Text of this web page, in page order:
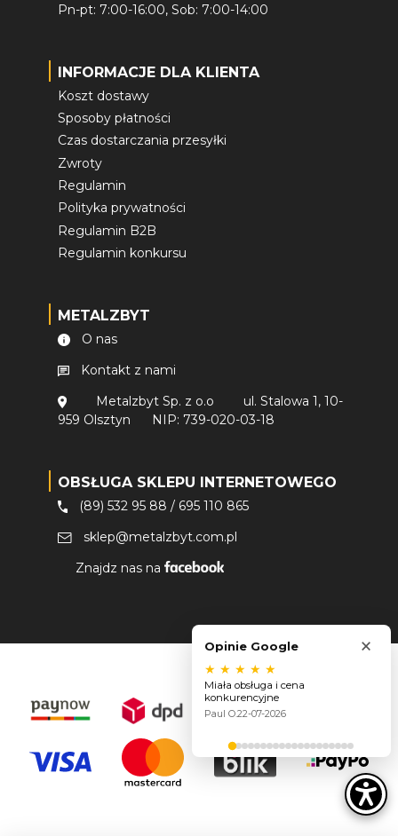
Pn-pt: 7:00-16:00, Sob: 7:00-14:00
INFORMACJE DLA KLIENTA
Koszt dostawy
Sposoby płatności
Czas dostarczania przesyłki
Zwroty
Regulamin
Polityka prywatności
Regulamin B2B
Regulamin konkursu
METALZBYT
O nas
Kontakt z nami
Metalzbyt Sp. z o.o
ul. Stalowa 1, 10-
959 Olsztyn
NIP: 739-020-03-18
OBSŁUGA SKLEPU INTERNETOWEGO
(89) 532 95 88 / 695 110 865
sklep@metalzbyt.com.pl
Znajdz nas na
Opinie Google ×
★ ★ ★ ★ ★
Miała obsługa i cena
konkurencyjne
Paul O.22-07-2026